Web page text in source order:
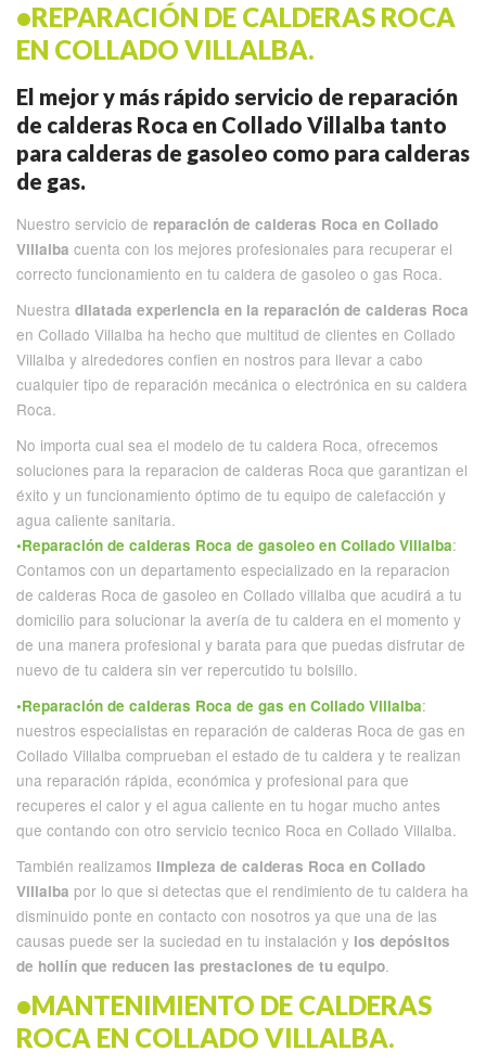
•REPARACIÓN DE CALDERAS ROCA
EN COLLADO VILLALBA.
El mejor y más rápido servicio de reparación
de calderas Roca en Collado Villalba tanto
para calderas de gasoleo como para calderas
de gas.
Nuestro servicio de reparación de calderas Roca en Collado
Villalba cuenta con los mejores profesionales para recuperar el
correcto funcionamiento en tu caldera de gasoleo o gas Roca.
Nuestra dilatada experiencia en la reparación de calderas Roca
en Collado Villalba ha hecho que multitud de clientes en Collado
Villalba y alrededores confien en nostros para llevar a cabo
cualquier tipo de reparación mecánica o electrónica en su caldera
Roca.
No importa cual sea el modelo de tu caldera Roca, ofrecemos
soluciones para la reparacion de calderas Roca que garantizan el
éxito y un funcionamiento óptimo de tu equipo de calefacción y
agua caliente sanitaria.
•Reparación de calderas Roca de gasoleo en Collado Villalba:
Contamos con un departamento especializado en la reparacion
de calderas Roca de gasoleo en Collado villalba que acudirá a tu
domicilio para solucionar la avería de tu caldera en el momento y
de una manera profesional y barata para que puedas disfrutar de
nuevo de tu caldera sin ver repercutido tu bolsillo.
•Reparación de calderas Roca de gas en Collado Villalba:
nuestros especialistas en reparación de calderas Roca de gas en
Collado Villalba comprueban el estado de tu caldera y te realizan
una reparación rápida, económica y profesional para que
recuperes el calor y el agua caliente en tu hogar mucho antes
que contando con otro servicio tecnico Roca en Collado Villalba.
También realizamos limpieza de calderas Roca en Collado
Villalba por lo que si detectas que el rendimiento de tu caldera ha
disminuido ponte en contacto con nosotros ya que una de las
causas puede ser la suciedad en tu instalación y los depósitos
de hollín que reducen las prestaciones de tu equipo.
•MANTENIMIENTO DE CALDERAS
ROCA EN COLLADO VILLALBA.